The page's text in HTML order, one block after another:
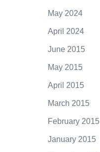
May 2024
April 2024
June 2015
May 2015
April 2015
March 2015
February 2015
January 2015